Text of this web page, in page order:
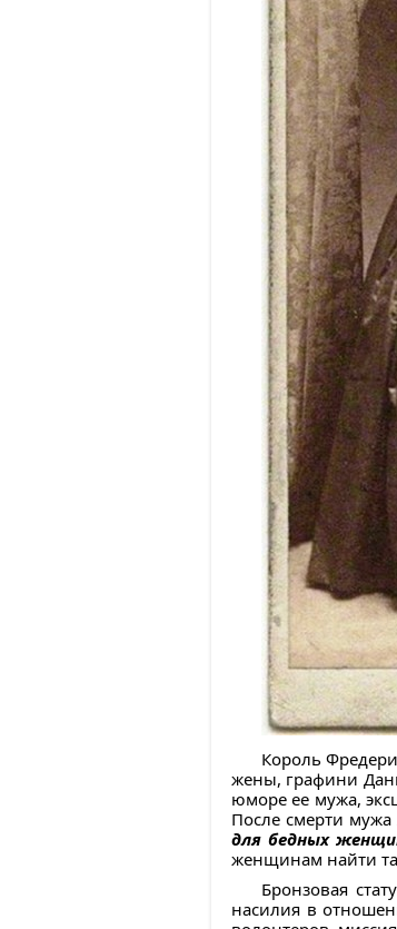
Король
жены, графини
юморе ее мужа,
После смерти мужа
для бедных
женщинам найти
Бронзовая
насилия в